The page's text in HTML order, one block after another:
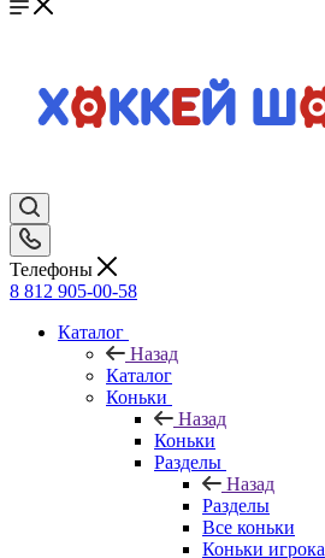
Телефоны
8 812 905-00-58
Каталог
Назад
Каталог
Коньки
Назад
Коньки
Разделы
Назад
Разделы
Все коньки
Коньки игрока